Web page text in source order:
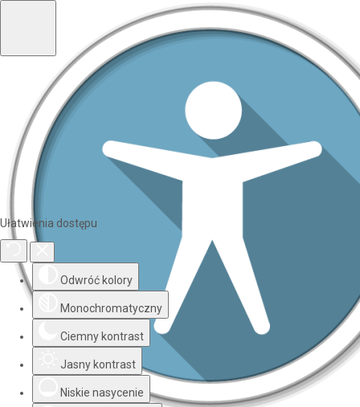
Ułatwienia dostępu
Odwróć kolory
Monochromatyczny
Ciemny kontrast
Jasny kontrast
Niskie nasycenie